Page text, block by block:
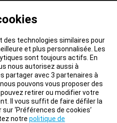
des technologies similaires pour
et plus personnalisée. Les
sont toujours actifs. En
nous autorisez aussi à
partager avec 3 partenaires à
pouvons vous proposer des
retirer ou modifier votre
Il vous suffit de faire défiler la
‘Préférences de cookies’
notre politique de